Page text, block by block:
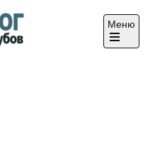
Меню
Откройте